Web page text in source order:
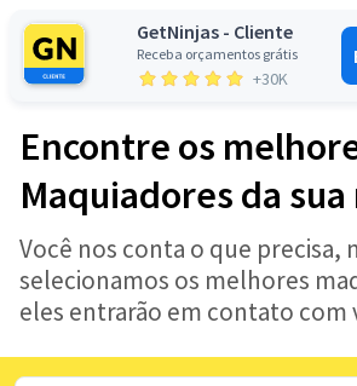
GetNinjas - Cliente
Receba orçamentos grátis
+30K
Encontre os
Maquiadores da
Você nos conta o que precisa,
selecionamos os melhores
eles entrarão em contato com